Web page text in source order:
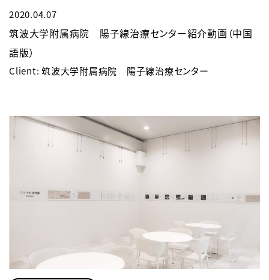
2020.04.07
筑波大学附属病院 陽子線治療センター紹介動画（中国
語版）
Client: 筑波大学附属病院 陽子線治療センター